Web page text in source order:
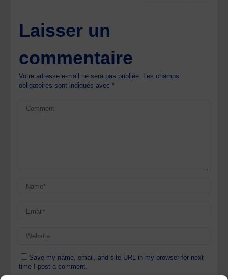
Laisser un
commentaire
Votre adresse e-mail ne sera pas publiée.
Les champs
obligatoires sont indiqués avec*
Save my name, email, and site URL in my browser for next
time I post a comment.